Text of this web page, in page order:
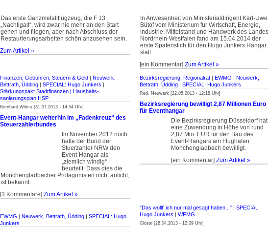
Das erste Ganzmetallflugzeug, die F 13
„Nachtigall“, wird zwar nie mehr an den Start
gehen und fliegen, aber nach Abschluss der
Restaurierungsarbeiten schön anzusehen sein.
Zum Artikel »
In Anwesenheit von Ministerialdirigent Karl-Uwe
Bütof vom Ministerium für Wirtschaft, Energie,
Industrie, Mittelstand und Handwerk des Landes
Nordrhein-Westfalen fand am 15.04.2014 der
erste Spatenstich für den Hugo Junkers Hangar
statt.
[ein Kommentar] Zum Artikel »
Finanzen, Gebühren, Steuern & Geld | Neuwerk,
Bettrath, Üdding | SPECIAL: Hugo Junkers |
Stärkungspakt Stadt­finanzen | Haus­halts­
sanierungsplan HSP
Bernhard Wilms [31.07.2013 - 14:54 Uhr]
Event-Hangar weiterhin im „Fadenkreuz“ des
Steuerzahlerbundes
Im November 2012 noch
hatte der Bund der
Stuerzahler NRW den
Event-Hangar als
„ziemlich windig“
beurteilt. Dass dies die
Mönchenglad­bacher Protagonisten nicht anficht,
ist bekannt.
[3 Kommentare] Zum Artikel »
Bezirksregierung, Regionalrat | EWMG | Neuwerk,
Bettrath, Üdding | SPECIAL: Hugo Junkers
Red. Neuwerk [22.05.2013 - 12:18 Uhr]
Bezirksregierung bewilligt 2,87 Millionen Euro
für Eventhangar
Die Bezirksregierung Düsseldorf hat
eine Zuwendung in Höhe von rund
2,87 Mio. EUR für den Bau des
Event-Hangars am Flughafen
Mönchengladbach bewilligt.
[ein Kommentar] Zum Artikel »
EWMG | Neuwerk, Bettrath, Üdding | SPECIAL: Hugo
Junkers
"Das wollt' ich nur mal gesagt haben..." | SPECIAL:
Hugo Junkers | WFMG
Glossi [28.04.2013 - 12:09 Uhr]